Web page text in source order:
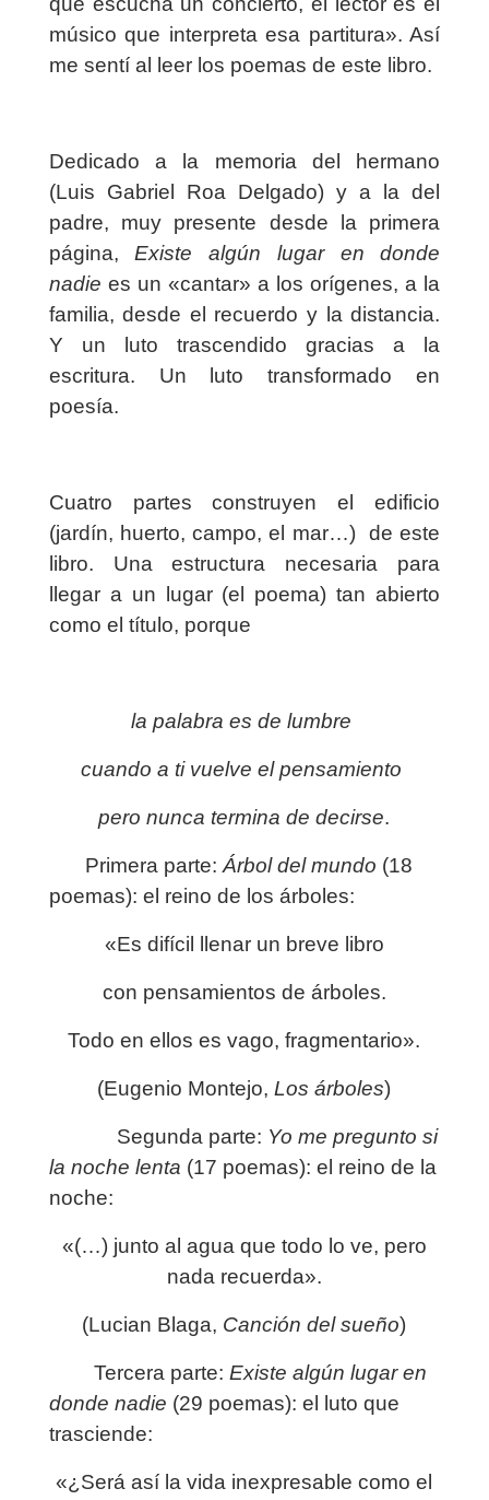
músico que interpreta esa partitura». Así
me sentí al leer los poemas de este libro.
Dedicado a la memoria del hermano
(Luis Gabriel Roa Delgado) y a la del
padre, muy presente desde la primera
página,Existe algún lugar en donde
nadie es un «cantar» a los orígenes, a la
familia, desde el recuerdo y la distancia.
Y un luto trascendido gracias a la
escritura. Un luto transformado en
poesía.
Cuatro partes construyen el edificio
(jardín, huerto, campo, el mar…) de este
libro. Una estructura necesaria para
llegar a un lugar (el poema) tan abierto
como el título, porque
la palabra es de lumbre
cuando a ti vuelve el pensamiento
pero nunca termina de decirse.
Primera parte: Árbol del mundo (18
poemas): el reino de los árboles:
«Es difícil llenar un breve libro
con pensamientos de árboles.
Todo en ellos es vago, fragmentario».
(Eugenio Montejo,Los árboles)
Segunda parte: Yo me pregunto si
la noche lenta (17 poemas): el reino de la
noche:
«(…) junto al agua que todo lo ve, pero
nada recuerda».
(Lucian Blaga, Canción del sueño)
Tercera parte: Existe algún lugar en
donde nadie (29 poemas): el luto que
trasciende:
«¿Será así la vida inexpresable como el